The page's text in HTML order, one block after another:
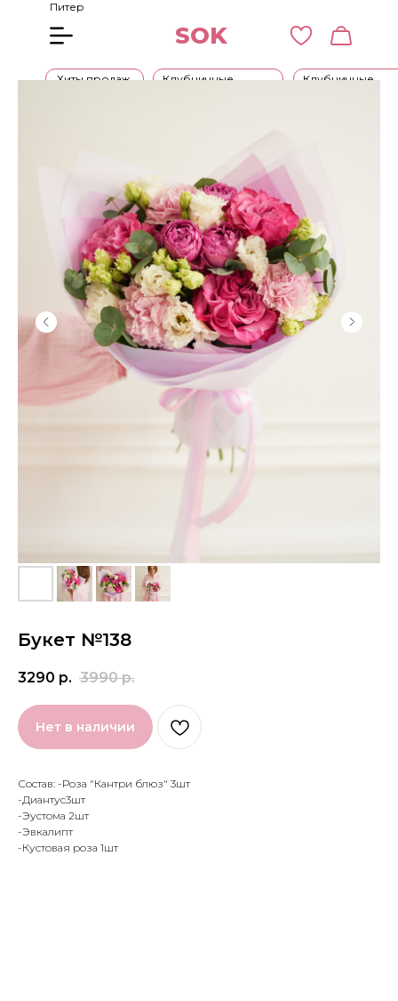
Питер
SOK
Клубничные
Клубничные
Хиты продаж
Букет №138
3290 р. 3990 р.
Нет в наличии
Состав: -Роза "Кантри блюз" 3шт
-Диантус3шт
-Эустома 2шт
-Эвкалипт
-Кустовая роза 1шт